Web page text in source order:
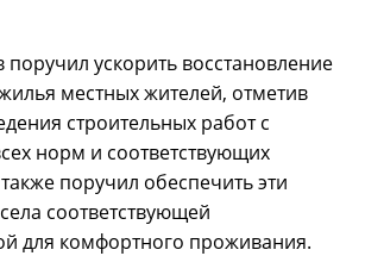
ускорить восстановление
местных жителей, отметив
строительных работ с
норм и соответствующих
поручил обеспечить эти
соответствующей
для комфортного проживания.